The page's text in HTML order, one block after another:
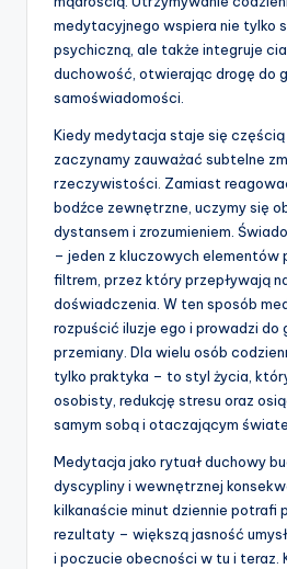
medytacyjnego wspiera nie tylko
psychiczną, ale także integruje
duchowość, otwierając drogę do
samoświadomości.
Kiedy medytacja staje się
zaczynamy zauważać subtelne
rzeczywistości. Zamiast
bodźce zewnętrzne, uczymy się
dystansem i zrozumieniem.
– jeden z kluczowych elementów
filtrem, przez który przepływają
doświadczenia. W ten sposób
rozpuścić iluzje ego i prowadzi do
przemiany. Dla wielu osób
tylko praktyka – to styl życia,
osobisty, redukcję stresu oraz
samym sobą i otaczającym
Medytacja jako rytuał duchowy
dyscypliny i wewnętrznej
kilkanaście minut dziennie potrafi
rezultaty – większą jasność
i poczucie obecności w tu i teraz.